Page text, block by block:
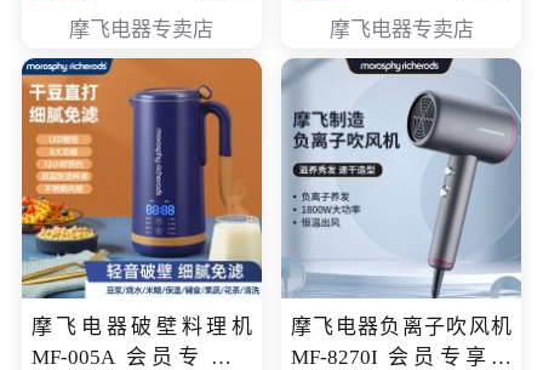
摩飞电器专卖店 摩飞电器专卖店
摩飞电器破壁料理机
MF-005A 会员专享价
摩飞电器负离子吹风机
MF-8270I 会员专享价